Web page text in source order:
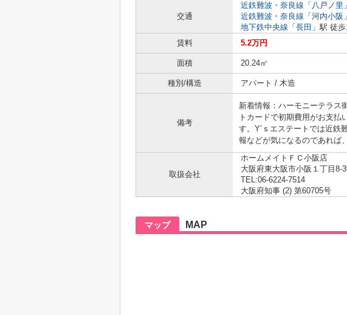
交通
近鉄難波・奈良線 「 八戸ノ里
近鉄難波・奈良線 「 河内小阪
地下鉄中央線 「 長田 」駅 徒
賃料
5.2万円
面積 20.24㎡
種別/構造 アパート / 木造
備考
新着情報：ハーモニーテラス
トカードで初期費用がお支
す。Y’ｓエステートでは近鉄
報などが気になるのであれば
取扱会社
ホームメイトＦＣ小阪店
大阪府東大阪市小阪１丁目8-
TEL:06-6224-7514
大阪府知事 (2) 第60705号
マップ MAP